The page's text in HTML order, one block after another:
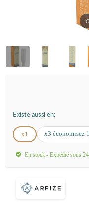
Existe aussi en:
x1 x3 économisez
En stock - Expédié sous